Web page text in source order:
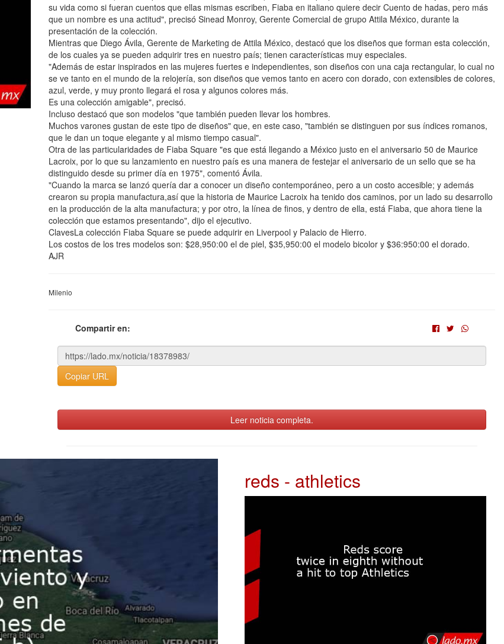
su vida como si fueran cuentos que ellas mismas escriben, Fiaba en italiano quiere decir Cuento de hadas, pero más
que un nombre es una actitud", precisó Sinead Monroy, Gerente Comercial de grupo Attila México, durante la
presentación de la colección.
Mientras que Diego Ávila, Gerente de Marketing de Attila México, destacó que los diseños que forman esta colección,
de los cuales ya se pueden adquirir tres en nuestro país; tienen características muy especiales.
"Además de estar inspirados en las mujeres fuertes e independientes, son diseños con una caja rectangular, lo cual no
se ve tanto en el mundo de la relojería, son diseños que vemos tanto en acero con dorado, con extensibles de colores,
azul, verde, y muy pronto llegará el rosa y algunos colores más.
Es una colección amigable", precisó.
Incluso destacó que son modelos "que también pueden llevar los hombres.
Muchos varones gustan de este tipo de diseños" que, en este caso, "también se distinguen por sus índices romanos,
que le dan un toque elegante y al mismo tiempo casual".
Otra de las particularidades de Fiaba Square "es que está llegando a México justo en el aniversario 50 de Maurice
Lacroix, por lo que su lanzamiento en nuestro país es una manera de festejar el aniversario de un sello que se ha
distinguido desde su primer día en 1975", comentó Ávila.
"Cuando la marca se lanzó quería dar a conocer un diseño contemporáneo, pero a un costo accesible; y además
crearon su propia manufactura,así que la historia de Maurice Lacroix ha tenido dos caminos, por un lado su desarrollo
en la producción de la alta manufactura; y por otro, la línea de finos, y dentro de ella, está Fiaba, que ahora tiene la
colección que estamos presentando", dijo el ejecutivo.
ClavesLa colección Fiaba Square se puede adquirir en Liverpool y Palacio de Hierro.
Los costos de los tres modelos son: $28,950:00 el de piel, $35,950:00 el modelo bicolor y $36:950:00 el dorado.
AJR
Milenio
Compartir en:
Copiar URL
Leer noticia completa.
reds - athletics